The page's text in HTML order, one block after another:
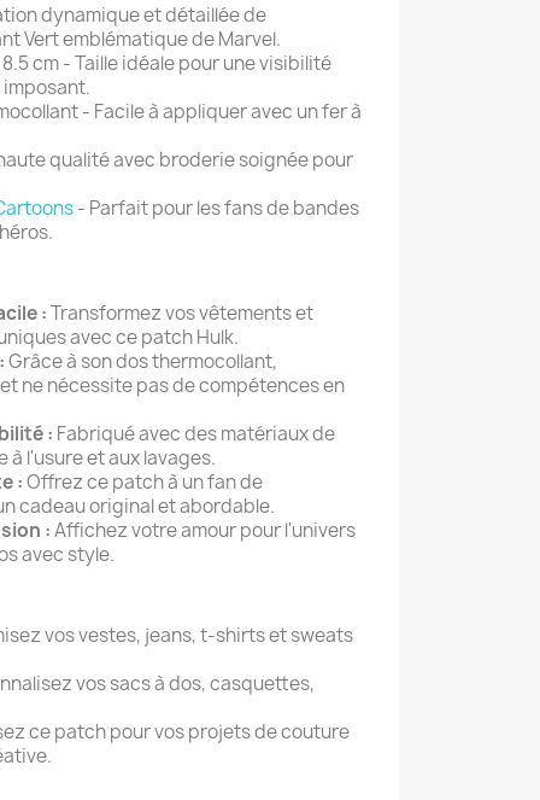
dynamique et détaillée de
Vert emblématique de Marvel.
8.5 cm - Taille idéale pour une visibilité
- Facile à appliquer avec un fer à
qualité avec broderie soignée pour
- Parfait pour les fans de bandes
:Transformez vos vêtements et
avec ce patch Hulk.
Grâce à son dos thermocollant,
ne nécessite pas de compétences en
: Fabriqué avec des matériaux de
l'usure et aux lavages.
:Offrez ce patch à un fan de
cadeau original et abordable.
:Affichez votre amour pour l'univers
avec style.
vos vestes, jeans, t-shirts et sweats
vos sacs à dos, casquettes,
ce patch pour vos projets de couture